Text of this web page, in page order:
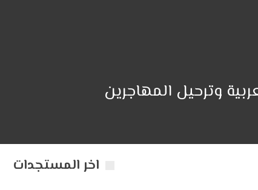
وترحيل المهاجرين
اخر المستجدات